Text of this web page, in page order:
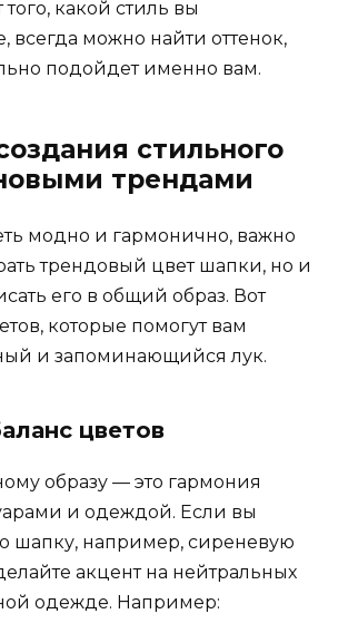
какой стиль вы
всегда можно найти оттенок,
подойдет именно вам.
стильного
трендами
модно и гармонично, важно
трендовый цвет шапки, но и
его в общий образ. Вот
которые помогут вам
и запоминающийся лук.
цветов
образу — это гармония
и одеждой. Если вы
шапку, например, сиреневую
акцент на нейтральных
одежде. Например: